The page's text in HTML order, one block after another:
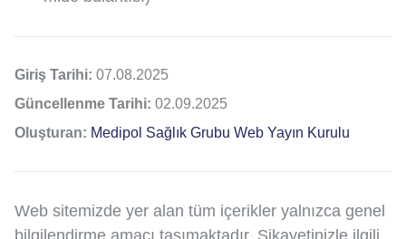
Giriş Tarihi: 07.08.2025
Güncellenme Tarihi: 02.09.2025
Oluşturan: Medipol Sağlık Grubu Web Yayın Kurulu
Web sitemizde yer alan tüm içerikler yalnızca genel
bilgilendirme amacı taşımaktadır. Şikayetinizle ilgili